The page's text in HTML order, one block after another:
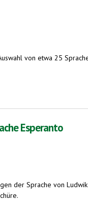
von etwa 25
Esperanto
der Sprache von